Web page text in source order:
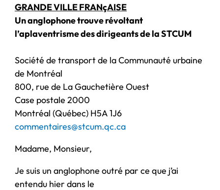
GRANDE VILLE FRANçAISE
Un anglophone trouve révoltant
l’aplaventrisme des dirigeants de la STCUM
Société de transport de la Communauté urbaine
de Montréal
800, rue de La Gauchetière Ouest
Case postale 2000
Montréal (Québec) H5A 1J6
commentaires@stcum.qc.ca
Madame, Monsieur,
Je suis un anglophone outré par ce que j’ai
entendu hier dans le